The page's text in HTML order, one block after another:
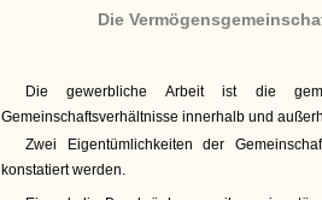
Die
Die gewerbliche Arbeit ist die
Gemeinschaftsverhältnisse innerhalb und
Zwei Eigentümlichkeiten der
konstatiert werden.